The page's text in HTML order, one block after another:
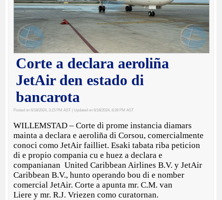
Corte a declara aeroliña
JetAir den estado di
bancarota
Posted on 6/18/2024, 3:15 PM AST | Updated on 6/18/2024, 8:39 PM AST
WILLEMSTAD – Corte di prome instancia diamars
mainta a declara e aeroliña di Corsou, comercialmente
conoci como JetAir failliet. Esaki tabata riba peticion
di e propio compania cu e huez a declara e
companianan United Caribbean Airlines B.V. y JetAir
Caribbean B.V., hunto operando bou di e nomber
comercial JetAir. Corte a apunta mr. C.M. van
Liere y mr. R.J. Vriezen como curatornan.